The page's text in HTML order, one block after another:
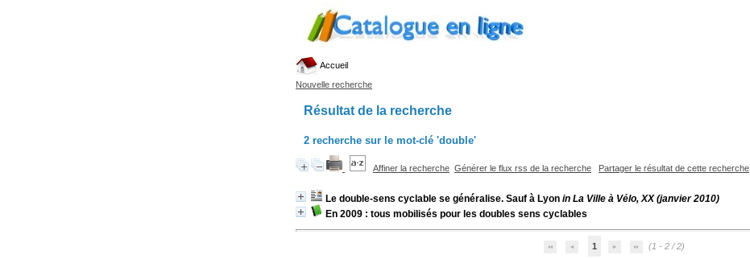
Accueil
Nouvelle recherche
Résultat de la recherche
2 recherche sur le mot-clé 'double'
Affiner la recherche Générer le flux rss de la recherche Partager le résultat de cette recherche
Le double-sens cyclable se généralise. Sauf à Lyon in La Ville à Vélo, XX (janvier 2010)
En 2009 : tous mobilisés pour les doubles sens cyclables
1 (1 - 2 / 2)